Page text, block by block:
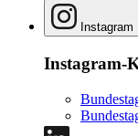
Instagram
Instagram-